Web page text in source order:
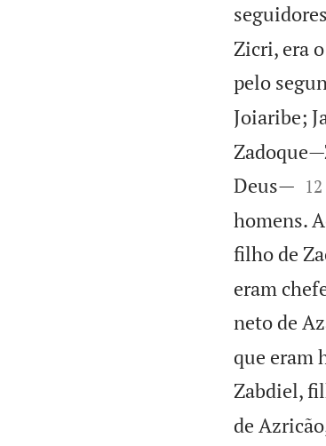
Zicri, era
pelo
Joiaribe;
Deus—
12
homens.
filho de
eram
neto de
que eram
Zabdiel,
de